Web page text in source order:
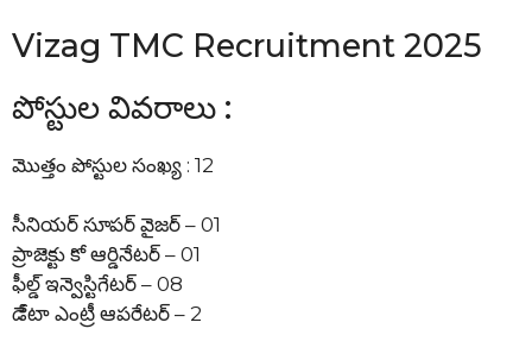
Vizag TMC Recruitment 2025
పోస్టుల వివరాలు :
మొత్తం పోస్టుల సంఖ్య : 12
సీనియర్ సూపర్ వైజర్ – 01
ప్రాజెక్టు కో ఆర్డినేటర్ – 01
ఫీల్డ్ ఇన్వెస్టిగేటర్ – 08
డేేటా ఎంట్రీ ఆపరేటర్ – 2